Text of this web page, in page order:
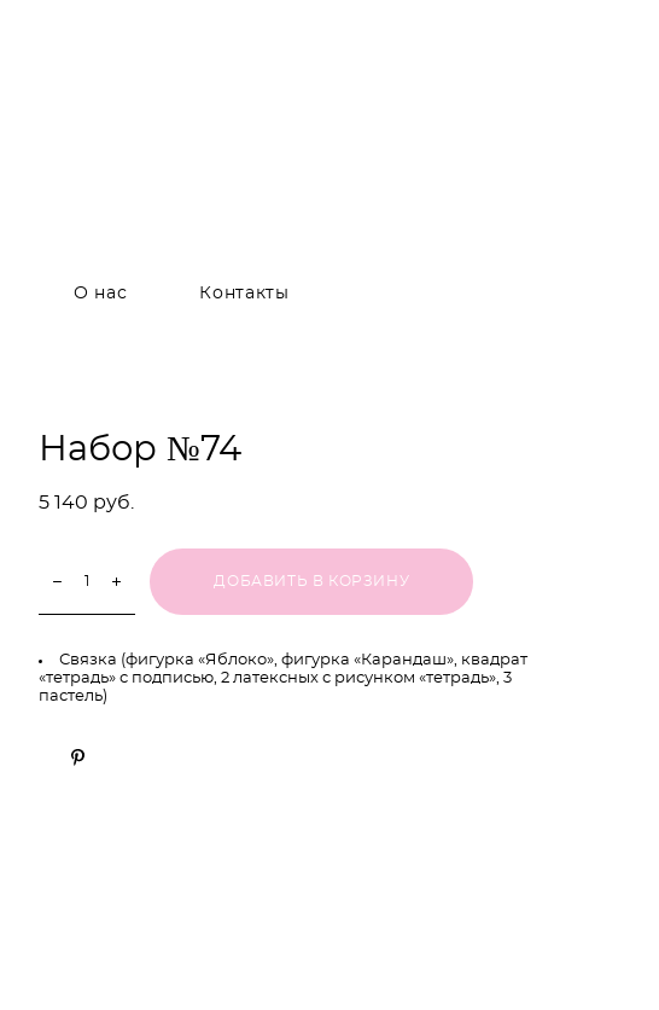
О нас Контакты
Набор №74
5 140 pуб.
ДОБАВИТЬ В КОРЗИНУ
Связка (фигурка «Яблоко», фигурка «Карандаш», квадрат
«тетрадь» с подписью, 2 латексных с рисунком «тетрадь», 3
пастель)